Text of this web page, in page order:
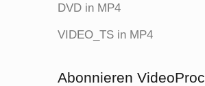
DVD in MP4
VIDEO_TS in MP4
Abonnieren VideoProc